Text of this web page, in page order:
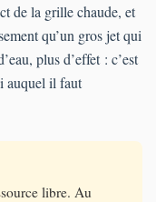
de la grille chaude, et
qu’un gros jet qui
plus d’effet : c’est
auquel il faut
libre. Au